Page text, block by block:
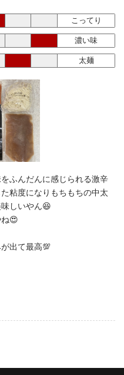
こってり
濃い味
太麺
ふんだんに感じられる激辛
粘度になりもちもちの中太
しいやん😆
😍
出て最高💯